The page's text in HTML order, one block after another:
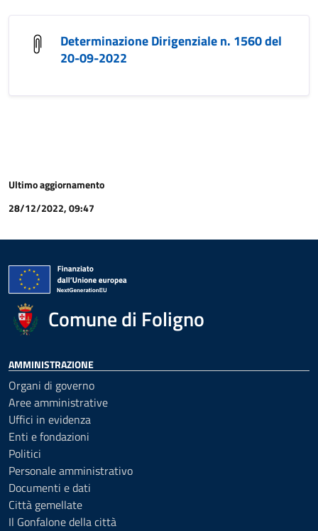
Determinazione Dirigenziale n. 1560 del
20-09-2022
Ultimo aggiornamento
28/12/2022, 09:47
Comune di Foligno
AMMINISTRAZIONE
Organi di governo
Aree amministrative
Uffici in evidenza
Enti e fondazioni
Politici
Personale amministrativo
Documenti e dati
Città gemellate
Il Gonfalone della città